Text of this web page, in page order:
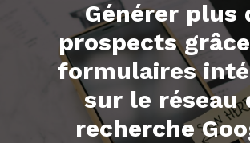
Générer plus
prospects
formulaires
sur le réseau
recherche